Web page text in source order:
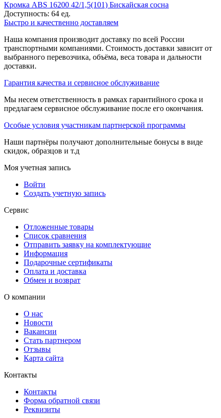
Кромка ABS 16200 42/1,5(101) Бискайская сосна
Доступность: 64 ед.
Быстро и качественно доставляем
Наша компания производит доставку по всей России
транспортными компаниями. Стоимость доставки зависит от
выбранного перевозчика, объёма, веса товара и дальности
доставки.
Гарантия качества и сервисное обслуживание
Мы несем ответственность в рамках гарантийного срока и
предлагаем сервисное обслуживание после его окончания.
Особые условия участникам партнерской программы
Наши партнёры получают дополнительные бонусы в виде
скидок, образцов и т.д
Моя учетная запись
Войти
Создать учетную запись
Сервис
Отложенные товары
Список сравнения
Отправить заявку на комплектующие
Информация
Подарочные сертификаты
Оплата и доставка
Обмен и возврат
О компании
О нас
Новости
Вакансии
Стать партнером
Отзывы
Карта сайта
Контакты
Контакты
Форма обратной связи
Реквизиты